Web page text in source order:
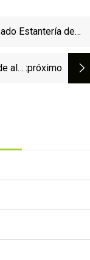
Estantería de
alta :próximo